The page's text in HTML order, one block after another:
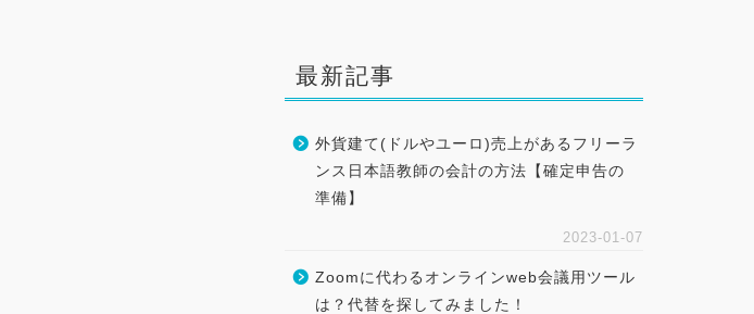
最新記事
外貨建て(ドルやユーロ)売上があるフリーラ
ンス日本語教師の会計の方法【確定申告の
準備】
2023-01-07
Zoomに代わるオンラインweb会議用ツール
は？代替を探してみました！